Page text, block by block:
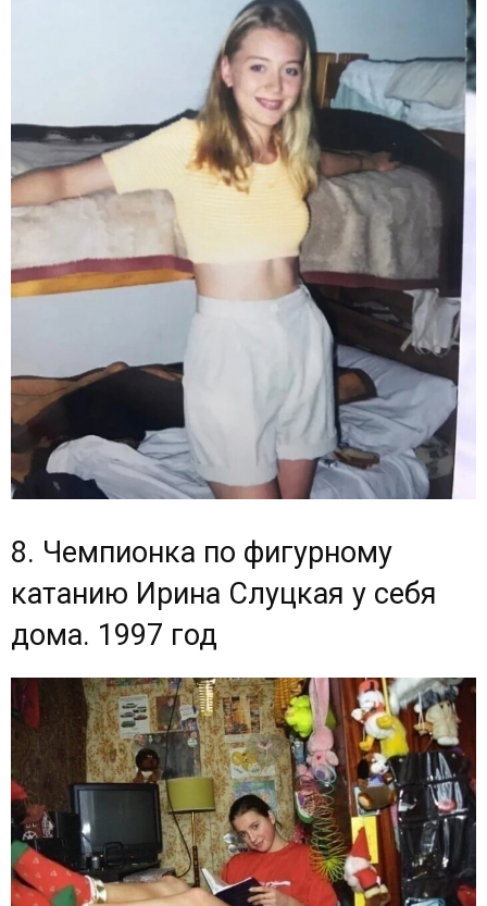
8. Чемпионка по фигурному
катанию Ирина Слуцкая у себя
дома. 1997 год